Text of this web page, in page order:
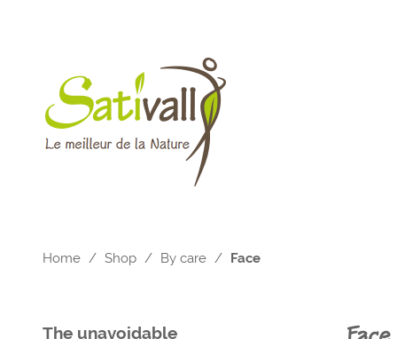
Home / Shop / By care / Face
The unavoidable